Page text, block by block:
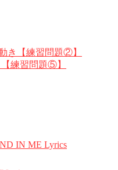
き【練習問題②】
練習問題⑤】